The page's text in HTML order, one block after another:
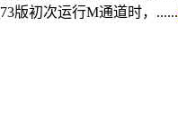
版初次运行M通道时，......